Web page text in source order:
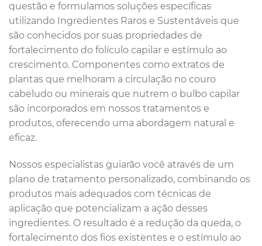
questão e formulamos soluções específicas
utilizando Ingredientes Raros e Sustentáveis que
são conhecidos por suas propriedades de
fortalecimento do folículo capilar e estímulo ao
crescimento. Componentes como extratos de
plantas que melhoram a circulação no couro
cabeludo ou minerais que nutrem o bulbo capilar
são incorporados em nossos tratamentos e
produtos, oferecendo uma abordagem natural e
eficaz.
Nossos especialistas guiarão você através de um
plano de tratamento personalizado, combinando os
produtos mais adequados com técnicas de
aplicação que potencializam a ação desses
ingredientes. O resultado é a redução da queda, o
fortalecimento dos fios existentes e o estímulo ao